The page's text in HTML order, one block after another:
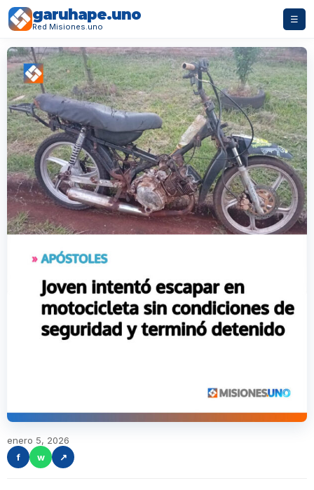
garuhape.uno
Red Misiones.uno
☰
enero 5, 2026
f
w ↗